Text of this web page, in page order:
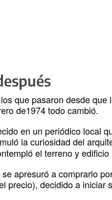
que pasaron desde
de1974 todo cambió.
en un periódico local
la curiosidad del
el terreno y
apresuró a comprarlo
precio), decidido a